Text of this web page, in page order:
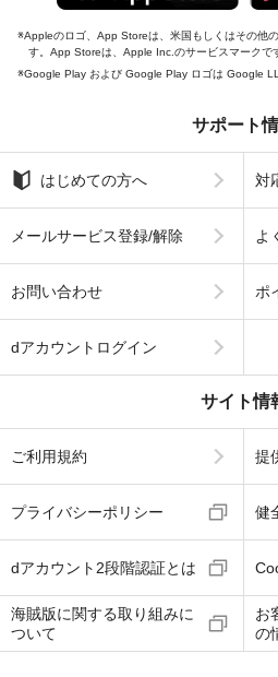
Appleのロゴ、App Storeは、米国もしくはその他
す。App Storeは、Apple Inc.のサービスマークで
Google Play および Google Play ロゴは Google
サポート
はじめての方へ 対
メールサービス登録/解除 よ
お問い合わせ ポ
dアカウントログイン
サイト情
ご利用規約 提
プライバシーポリシー 健
dアカウント2段階認証とは
海賊版に関する取り組みに
ついて
お
の